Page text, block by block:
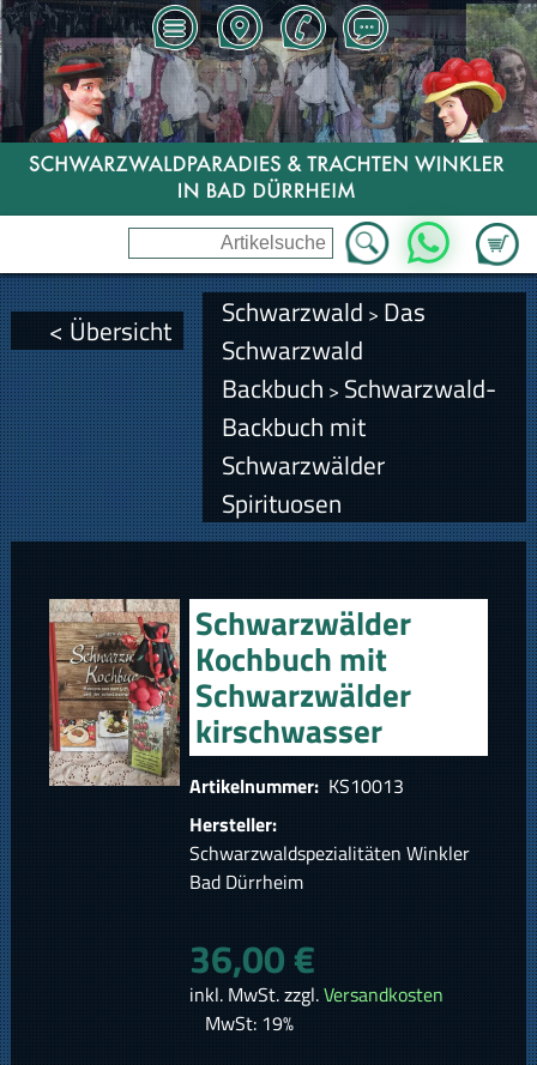
Zum
WhatsApp
< Übersicht Schwarzwald > Das
Schwarzwald
Backbuch > Schwarzwald-
Backbuch mit
Schwarzwälder
Spirituosen
Schwarzwälder
Kochbuch mit
Schwarzwälder
kirschwasser
Artikelnummer: KS10013
Hersteller:
Schwarzwaldspezialitäten Winkler
Bad Dürrheim
36,00 €
inkl. MwSt. zzgl.Versandkosten
MwSt: 19%